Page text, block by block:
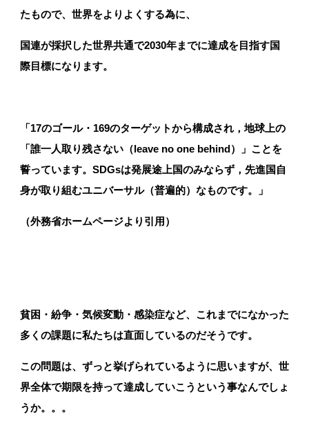
工務店・ビルダーの方
たもので、世界をよりよくする為に、
国連が採択した世界共通で2030年までに達成を目指す国
際目標になります。
「17のゴール・169のターゲットから構成され，地球上の
「誰一人取り残さない（leave no one behind）」ことを
誓っています。SDGsは発展途上国のみならず，先進国自
身が取り組むユニバーサル（普遍的）なものです。」
（外務省ホームページより引用）
貧困・紛争・気候変動・感染症など、これまでになかった
多くの課題に私たちは直面しているのだそうです。
この問題は、ずっと挙げられているように思いますが、世
界全体で期限を持って達成していこうという事なんでしょ
うか。。。